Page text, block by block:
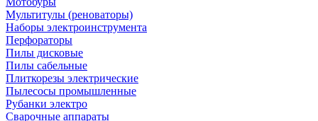
Мультитулы (реноваторы)
Наборы электроинструмента
Перфораторы
Пилы дисковые
Пилы сабельные
Плиткорезы электрические
Пылесосы промышленные
Рубанки электро
Сварочные аппараты